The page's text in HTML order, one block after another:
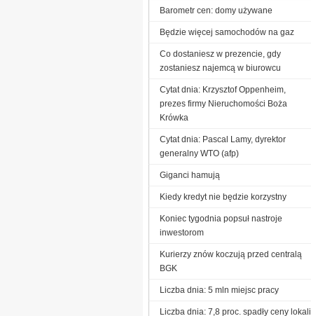
Barometr cen: domy używane
Będzie więcej samochodów na gaz
Co dostaniesz w prezencie, gdy
zostaniesz najemcą w biurowcu
Cytat dnia: Krzysztof Oppenheim,
prezes firmy Nieruchomości Boża
Krówka
Cytat dnia: Pascal Lamy, dyrektor
generalny WTO (afp)
Giganci hamują
Kiedy kredyt nie będzie korzystny
Koniec tygodnia popsuł nastroje
inwestorom
Kurierzy znów koczują przed centralą
BGK
Liczba dnia: 5 mln miejsc pracy
Liczba dnia: 7,8 proc. spadły ceny lokali